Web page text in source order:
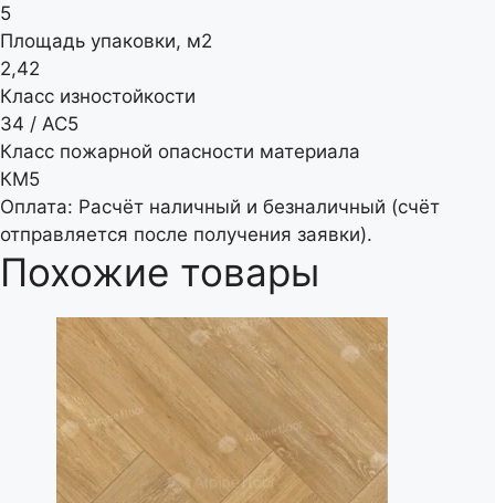
5
Площадь упаковки, м2
2,42
Класс изностойкости
34 / АС5
Класс пожарной опасности материала
КМ5
Оплата: Расчёт наличный и безналичный (счёт
отправляется после получения заявки).
Похожие товары